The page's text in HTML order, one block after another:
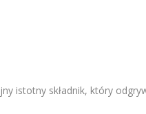
istotny składnik, który